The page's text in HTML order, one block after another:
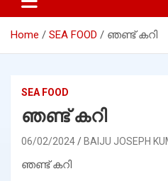
Home SEA FOOD ഞണ്ട് കറി
SEA FOOD
ഞണ്ട് കറി
06/02/2024 BAIJU JOSEPH
ഞണ്ട് കറി